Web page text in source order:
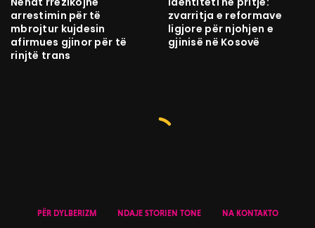
arrestimin për të
mbrojtur kujdesin
afirmues gjinor për të
rinjtë trans
zvarritja e reformave
ligjore për njohjen e
gjinisë në Kosovë
PËR DYLBERIZM NDAJE STORIEN TONE NA KONTAKTO